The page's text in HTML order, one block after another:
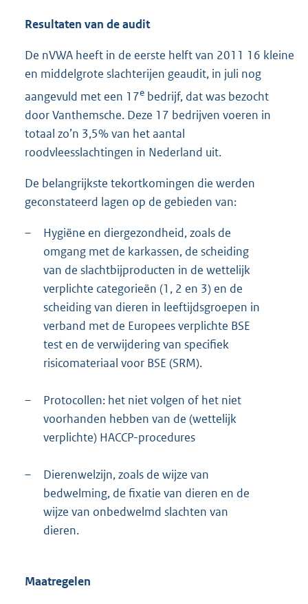
Resultaten van de audit
De nVWA heeft in de eerste helft van 2011 16 kleine
en middelgrote slachterijen geaudit, in juli nog
aangevuld met een 17e bedrijf, dat was bezocht
door Vanthemsche. Deze 17 bedrijven voeren in
totaal zo’n 3,5% van het aantal
roodvleesslachtingen in Nederland uit.
De belangrijkste tekortkomingen die werden
geconstateerd lagen op de gebieden van:
–
Hygiëne en diergezondheid, zoals de
omgang met de karkassen, de scheiding
van de slachtbijproducten in de wettelijk
verplichte categorieën (1, 2 en 3) en de
scheiding van dieren in leeftijdsgroepen in
verband met de Europees verplichte BSE
test en de verwijdering van specifiek
risicomateriaal voor BSE (SRM).
–
Protocollen: het niet volgen of het niet
voorhanden hebben van de (wettelijk
verplichte) HACCP-procedures
–
Dierenwelzijn, zoals de wijze van
bedwelming, de fixatie van dieren en de
wijze van onbedwelmd slachten van
dieren.
Maatregelen